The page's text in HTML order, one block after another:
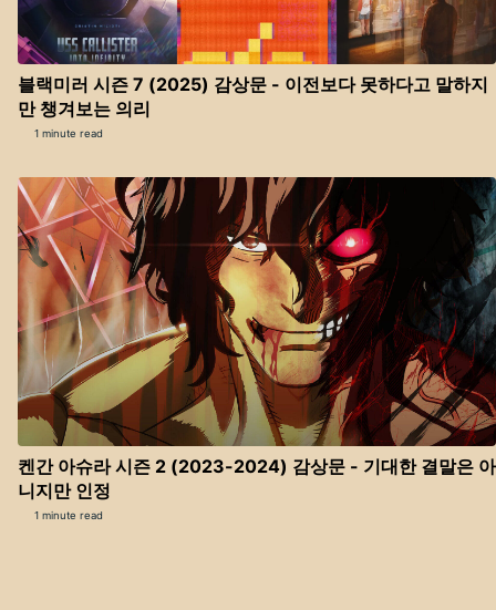
블랙미러 시즌 7 (2025) 감상문 - 이전보다 못하다고 말하지
만 챙겨보는 의리
1 minute read
켄간 아슈라 시즌 2 (2023-2024) 감상문 - 기대한 결말은 아
니지만 인정
1 minute read